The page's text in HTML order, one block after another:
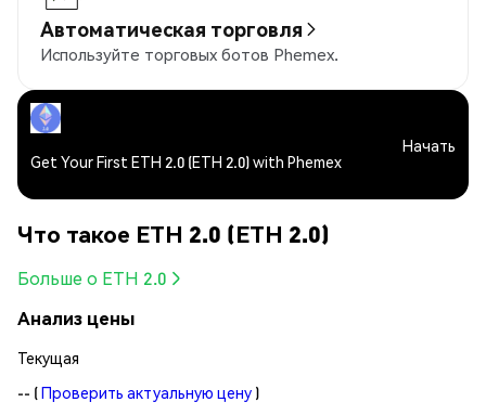
Автоматическая торговля
Используйте торговых ботов Phemex.
Get Your First ETH 2.0 (ETH 2.0) with Phemex
Начать
Что такое ETH 2.0 (ETH 2.0)
Больше о ETH 2.0
Анализ цены
Текущая
-- (Проверить актуальную цену )